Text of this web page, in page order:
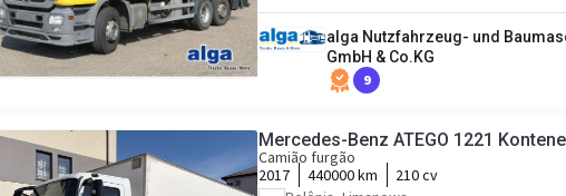
alga Nutzfahrzeug- und
GmbH & Co.KG
9
Mercedes-Benz ATEGO 1221
Camião furgão
2017
440000 km
210 cv